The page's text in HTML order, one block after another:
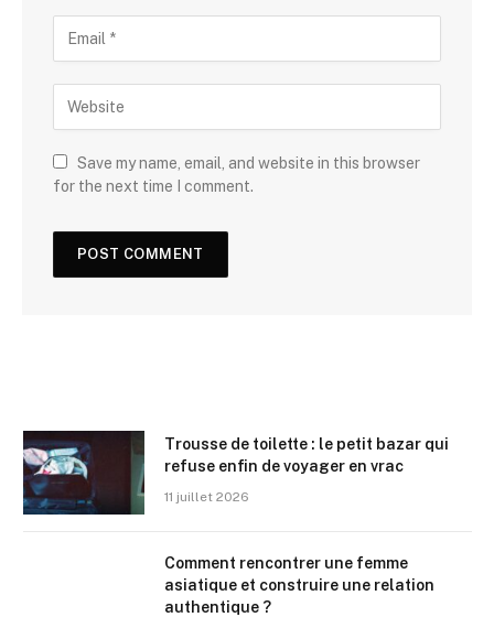
Save my name, email, and website in this browser
for the next time I comment.
Trousse de toilette : le petit bazar qui
refuse enfin de voyager en vrac
11 juillet 2026
Comment rencontrer une femme
asiatique et construire une relation
authentique ?